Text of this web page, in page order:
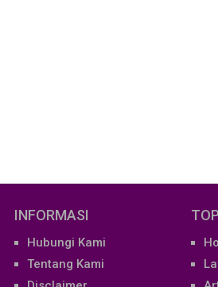
INFORMASI
Hubungi Kami
Tentang Kami